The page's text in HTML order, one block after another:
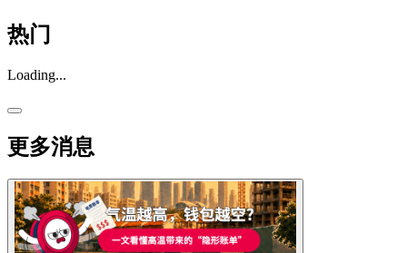
热门
Loading...
更多消息